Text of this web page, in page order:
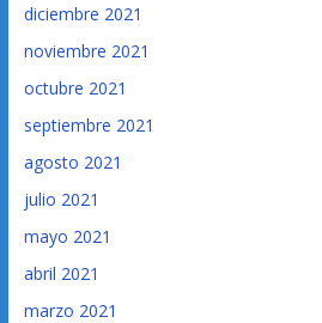
diciembre 2021
noviembre 2021
octubre 2021
septiembre 2021
agosto 2021
julio 2021
mayo 2021
abril 2021
marzo 2021